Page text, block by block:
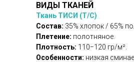
ВИДЫ ТКАНЕЙ
Ткань ТИСИ (Т/С)
Состав: 35% хлопок / 65%
Плетение: полотняное.
Плотность: 110−120 гр/м².
Особенности: низкая